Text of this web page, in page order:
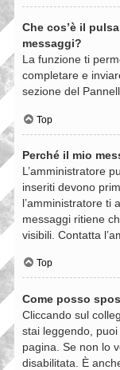
Che cos’è il
messaggi?
La funzione ti
completare e
sezione del
Top
Perché il mio
L’amministratore
inseriti devono
l’amministratore ti
messaggi ritiene
visibili. Contatta
Top
Come posso
Cliccando sul
stai leggendo,
pagina. Se non lo
disabilitata. È